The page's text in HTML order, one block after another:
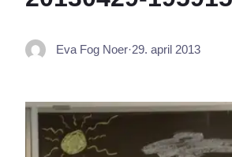
Eva Fog Noer·29. april 2013